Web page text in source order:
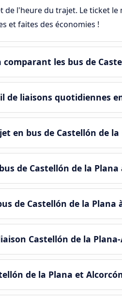
de l'heure du trajet. Le ticket
et faites des économies !
les bus de
de liaisons quotidiennes
en bus de Castellón de la
de Castellón de la Plana
de Castellón de la Plana
Castellón de la
de la Plana et